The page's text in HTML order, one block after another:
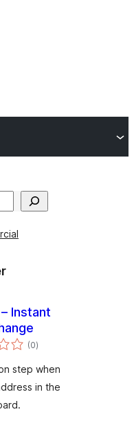
Instant
(0個
の
価
)
step when
in the